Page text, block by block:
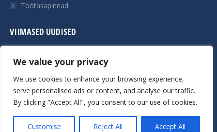
We value your privacy
We use cookies to enhance your browsing experience,
serve personalised ads or content, and analyse our traffic.
By clicking "Accept All", you consent to our use of cookies.
Customise Reject All Accept All
Töötasapinnad
VIIMASED UUDISED
Üliõhuke looduskivi ehk kivispoon
© Mendali OÜ 2026